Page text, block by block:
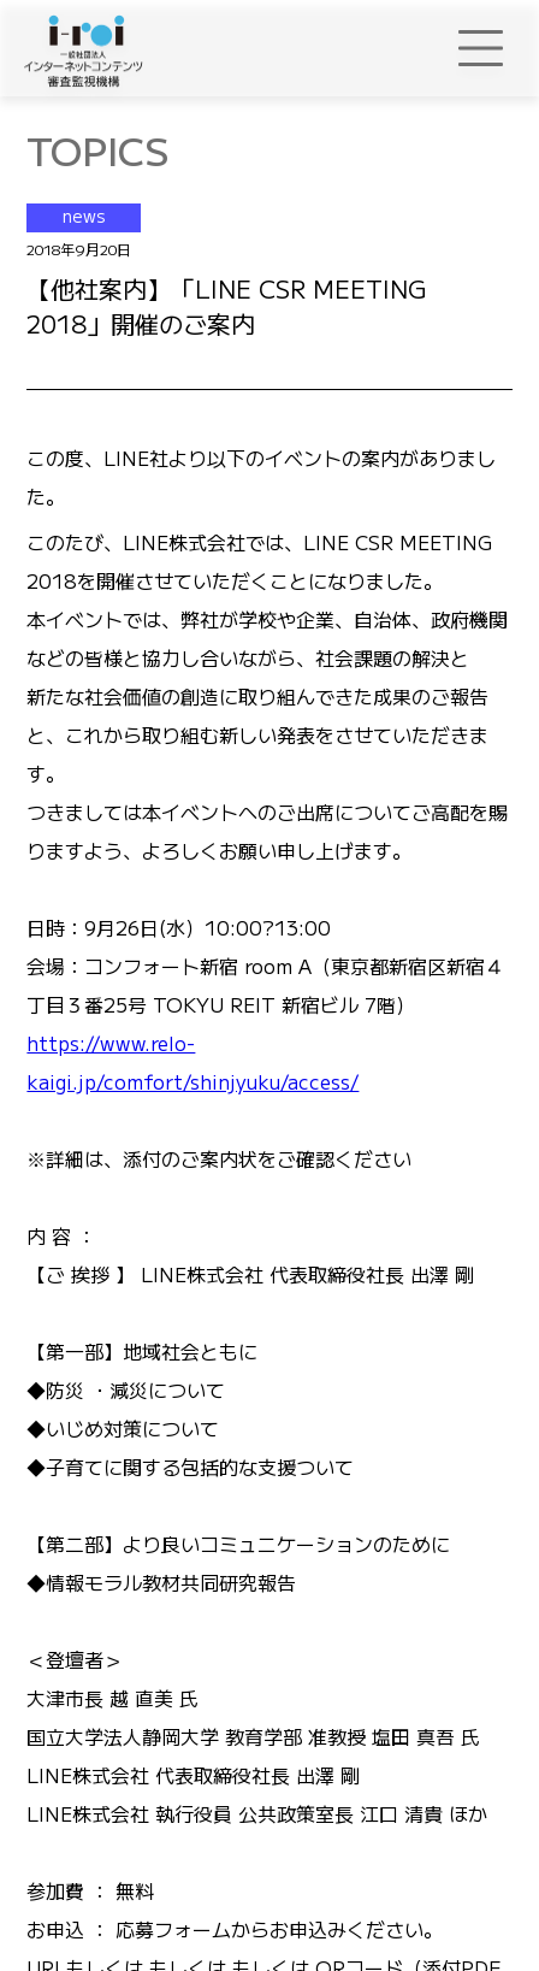
TOPICS
news
2018年9月20日
【他社案内】「LINE CSR MEETING
2018」開催のご案内
この度、LINE社より以下のイベントの案内がありまし
た。
このたび、LINE株式会社では、LINE CSR MEETING
2018を開催させていただくことになりました。
本イベントでは、弊社が学校や企業、自治体、政府機関
などの皆様と協力し合いながら、社会課題の解決と
新たな社会価値の創造に取り組んできた成果のご報告
と、これから取り組む新しい発表をさせていただきま
す。
つきましては本イベントへのご出席についてご高配を賜
りますよう、よろしくお願い申し上げます。
日時：9月26日(水）10:00?13:00
会場：コンフォート新宿 room A（東京都新宿区新宿４
丁目３番25号 TOKYU REIT 新宿ビル 7階）
https://www.relo-
kaigi.jp/comfort/shinjyuku/access/
※詳細は、添付のご案内状をご確認ください
内 容 ：
【ご 挨拶 】 LINE株式会社 代表取締役社長 出澤 剛
【第一部】地域社会ともに
◆防災 ・減災について
◆いじめ対策について
◆子育てに関する包括的な支援ついて
【第二部】より良いコミュニケーションのために
◆情報モラル教材共同研究報告
＜登壇者＞
大津市長 越 直美 氏
国立大学法人静岡大学 教育学部 准教授 塩田 真吾 氏
LINE株式会社 代表取締役社長 出澤 剛
LINE株式会社 執行役員 公共政策室長 江口 清貴 ほか
参加費 ： 無料
お申込 ： 応募フォームからお申込みください。